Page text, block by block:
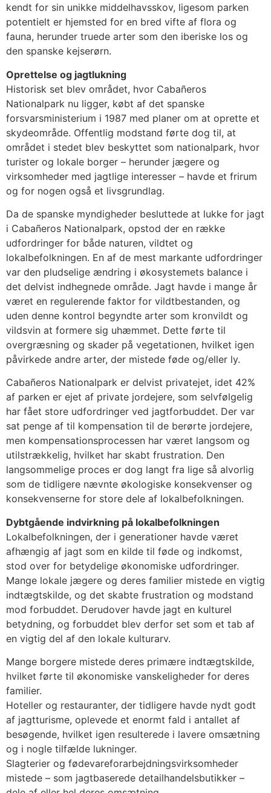
kendt for sin unikke middelhavsskov, ligesom parken
potentielt er hjemsted for en bred vifte af flora og
fauna, herunder truede arter som den iberiske los og
den spanske kejserørn.
Oprettelse og jagtlukning
Historisk set blev området, hvor Cabañeros
Nationalpark nu ligger, købt af det spanske
forsvarsministerium i 1987 med planer om at oprette et
skydeområde. Offentlig modstand førte dog til, at
området i stedet blev beskyttet som nationalpark, hvor
turister og lokale borger – herunder jægere og
virksomheder med jagtlige interesser – havde et frirum
og for nogen også et livsgrundlag.
Da de spanske myndigheder besluttede at lukke for jagt
i Cabañeros Nationalpark, opstod der en række
udfordringer for både naturen, vildtet og
lokalbefolkningen. En af de mest markante udfordringer
var den pludselige ændring i økosystemets balance i
det delvist indhegnede område. Jagt havde i mange år
været en regulerende faktor for vildtbestanden, og
uden denne kontrol begyndte arter som kronvildt og
vildsvin at formere sig uhæmmet. Dette førte til
overgræsning og skader på vegetationen, hvilket igen
påvirkede andre arter, der mistede føde og/eller ly.
Cabañeros Nationalpark er delvist privatejet, idet 42%
af parken er ejet af private jordejere, som selvfølgelig
har fået store udfordringer ved jagtforbuddet. Der var
sat penge af til kompensation til de berørte jordejere,
men kompensationsprocessen har været langsom og
utilstrækkelig, hvilket har skabt frustration. Den
langsommelige proces er dog langt fra lige så alvorlig
som de tidligere nævnte økologiske konsekvenser og
konsekvenserne for store dele af lokalbefolkningen.
Dybtgående indvirkning på lokalbefolkningen
Lokalbefolkningen, der i generationer havde været
afhængig af jagt som en kilde til føde og indkomst,
stod over for betydelige økonomiske udfordringer.
Mange lokale jægere og deres familier mistede en vigtig
indtægtskilde, og det skabte frustration og modstand
mod forbuddet. Derudover havde jagt en kulturel
betydning, og forbuddet blev derfor set som et tab af
en vigtig del af den lokale kulturarv.
Mange borgere mistede deres primære indtægtskilde,
hvilket førte til økonomiske vanskeligheder for deres
familier.
Hoteller og restauranter, der tidligere havde nydt godt
af jagtturisme, oplevede et enormt fald i antallet af
besøgende, hvilket igen resulterede i lavere omsætning
og i nogle tilfælde lukninger.
Slagterier og fødevareforarbejdningsvirksomheder
mistede – som jagtbaserede detailhandelsbutikker –